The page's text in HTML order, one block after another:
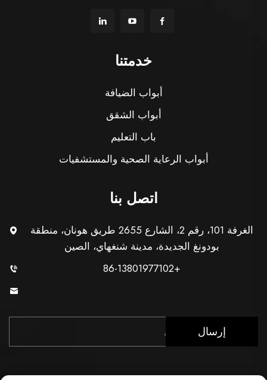
خدمتنا
أبواب الضيافة
أبواب الشقق
باب التعليم
أبواب الرعاية الصحية والمستشفيات
اتصل بنا
الغرفة 101، رقم 2، الشارع 2655 طريق هونان، منطقة
بودونغ الجديدة، مدينة شنغهاي، الصين
+86-13801977102
إرسال